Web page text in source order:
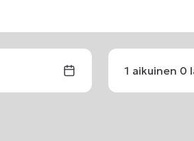
1 aikuinen 0